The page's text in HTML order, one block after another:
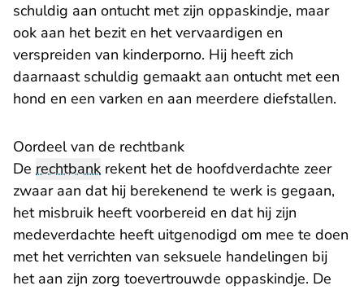
schuldig aan ontucht met zijn oppaskindje, maar
ook aan het bezit en het vervaardigen en
verspreiden van kinderporno. Hij heeft zich
daarnaast schuldig gemaakt aan ontucht met een
hond en een varken en aan meerdere diefstallen.
Oordeel van de rechtbank
De rechtbank rekent het de hoofdverdachte zeer
zwaar aan dat hij berekenend te werk is gegaan,
het misbruik heeft voorbereid en dat hij zijn
medeverdachte heeft uitgenodigd om mee te doen
met het verrichten van seksuele handelingen bij
het aan zijn zorg toevertrouwde oppaskindje. De